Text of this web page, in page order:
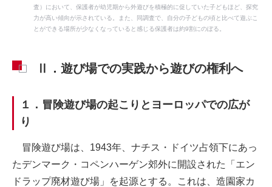
査）において、保護者が幼児期から外遊びを積極的に促していた子どもほど、探究
力が高い傾向が示されている。また、同調査で、自分の子どもの頃と比べて遊ぶこ
とができる場所が少なくなっていると感じる保護者は約9割にのぼる。
Ⅱ．遊び場での実践から遊びの権利へ
１．冒険遊び場の起こりとヨーロッパでの広が
り
冒険遊び場は、1943年、ナチス・ドイツ占領下にあっ
たデンマーク・コペンハーゲン郊外に開設された「エン
ドラップ廃材遊び場」を起源とする。これは、造園家カ